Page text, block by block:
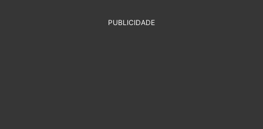
PUBLICIDADE